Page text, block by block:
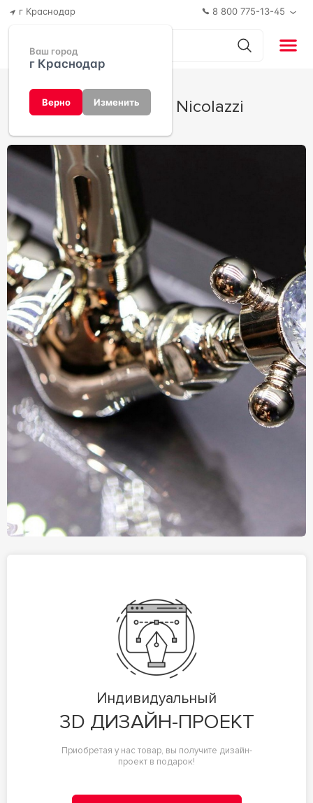
г Краснодар
Ваш город
г Краснодар
Верно Изменить
8 800 775-13-45
Half Dome от Nicolazzi
Индивидуальный
3D ДИЗАЙН-ПРОЕКТ
Приобретая у нас товар, вы получите дизайн-
проект в подарок!